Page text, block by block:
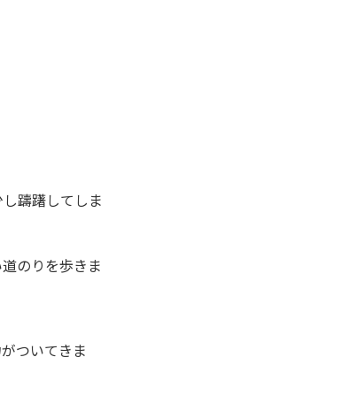
躊躇してしま
のりを歩きま
ついてきま